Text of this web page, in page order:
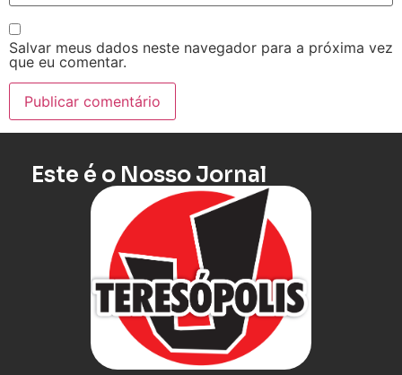
Salvar meus dados neste navegador para a próxima vez
que eu comentar.
Este é o Nosso Jornal